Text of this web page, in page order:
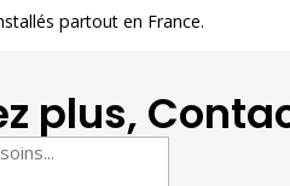
partout en France.
plus,